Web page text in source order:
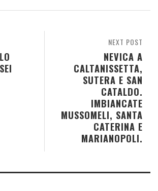
NEXT POST
NEVICA A
CALTANISSETTA,
SUTERA E SAN
CATALDO.
IMBIANCATE
MUSSOMELI, SANTA
CATERINA E
MARIANOPOLI.